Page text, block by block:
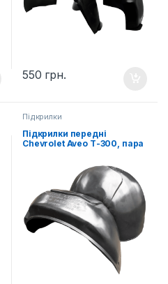
550 грн.
Підкрилки
Підкрилки передні
Chevrolet Aveo Т-300, пара